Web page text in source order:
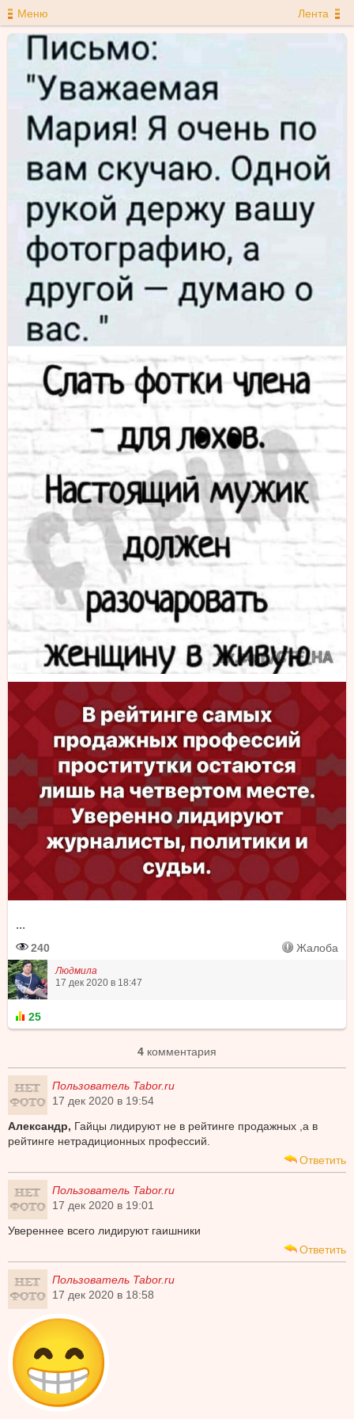
Меню Лента
...
240 Жалоба
Людмила
17 дек 2020 в 18:47
25
4 комментария
Пользователь Tabor.ru
17 дек 2020 в 19:54
Александр, Гайцы лидируют не в рейтинге продажных ,а в
рейтинге нетрадиционных профессий.
Ответить
Пользователь Tabor.ru
17 дек 2020 в 19:01
Увереннее всего лидируют гаишники
Ответить
Пользователь Tabor.ru
17 дек 2020 в 18:58